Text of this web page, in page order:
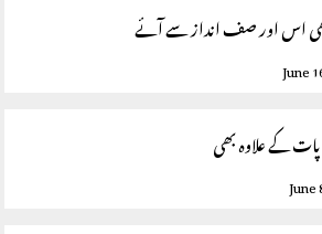
اس اور صف انداز سے آئے
June
کے علاوہ بھی
June